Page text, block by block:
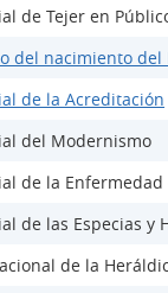
de Tejer en
del nacimiento del
de la Acreditación
del Modernismo
de la
de las Especias y
de la